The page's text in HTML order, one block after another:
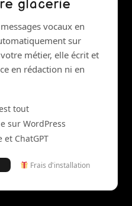
glacerie
vocaux en
sur
métier, elle écrit et
en rédaction ni en
tout
sur WordPress
ChatGPT
Frais d'installation